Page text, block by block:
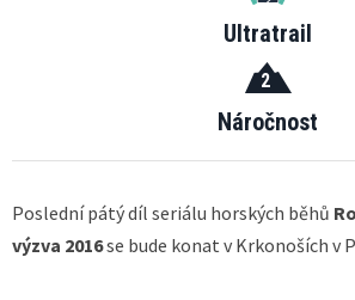
Ultratrail
2
Náročnost
Poslední pátý díl seriálu horských běhů
výzva 2016se bude konat v Krkonoších v